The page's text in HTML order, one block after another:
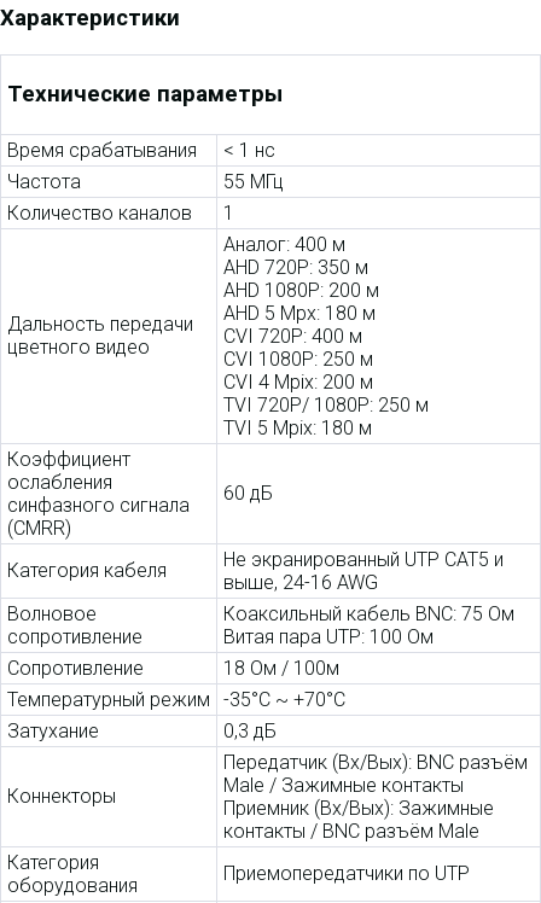
Характеристики
Технические параметры
Время срабатывания
< 1 нс
Частота
55 МГц
Количество каналов
1
Дальность передачи
цветного видео
Аналог: 400 м
AHD 720P: 350 м
AHD 1080P: 200 м
AHD 5 Mpx: 180 м
CVI 720P: 400 м
CVI 1080P: 250 м
CVI 4 Мpix: 200 м
TVI 720P/ 1080P: 250 м
TVI 5 Mpix: 180 м
Коэффициент
ослабления
синфазного сигнала
(CMRR)
60 дБ
Категория кабеля
Не экранированный UTP CAT5 и
выше, 24-16 AWG
Волновое
сопротивление
Коаксильный кабель BNC: 75 Ом
Витая пара UTP: 100 Ом
Сопротивление
18 Ом / 100м
Температурный режим
-35°С ~ +70°С
Затухание
0,3 дБ
Коннекторы
Передатчик (Вх/Вых): BNC разъём
Male / Зажимные контакты
Приемник (Вх/Вых): Зажимные
контакты / BNC разъём Male
Категория
оборудования
Приемопередатчики по UTP